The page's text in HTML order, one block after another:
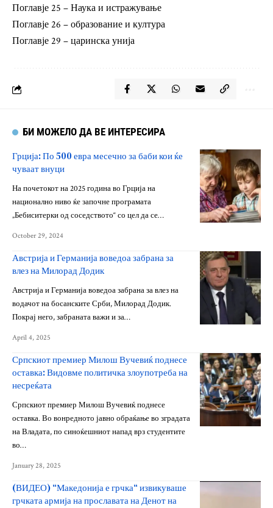
Поглавје 25 – Наука и истражување
Поглавје 26 – образование и култура
Поглавје 29 – царинска унија
БИ МОЖЕЛО ДА ВЕ ИНТЕРЕСИРА
Грција: По 500 евра месечно за баби кои ќе
чуваат внуци
На почетокот на 2025 година во Грција на
национално ниво ќе започне програмата
„Бебиситерки од соседството“ со цел да се…
October 29, 2024
Австрија и Германија воведоа забрана за
влез на Милорад Додик
Австрија и Германија воведоа забрана за влез на
водачот на босанските Срби, Милорад Додик.
Покрај него, забраната важи и за…
April 4, 2025
Српскиот премиер Милош Вучевиќ поднесе
оставка: Видовме политичка злоупотреба на
несреќата
Српскиот премиер Милош Вучевиќ поднесе
оставка. Во вонредното јавно обраќање во зградата
на Владата, по синоќешниот напад врз студентите
во…
January 28, 2025
(ВИДЕО) “Македонија е грчка“ извикуваше
грчката армија на прославата на Денот на